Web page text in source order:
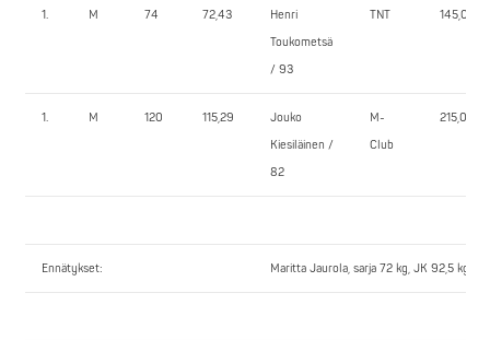
1. M 74 72,43
Henri
Toukometsä
/ 93
TNT 145,0
1. M 120 115,29
Jouko
Kiesiläinen /
82
M-
Club
215,0
Ennätykset: Maritta Jaurola, sarja 72 kg, JK 92,5 kg,